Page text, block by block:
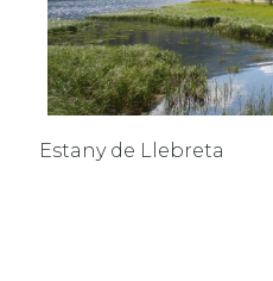
Estany de Llebreta